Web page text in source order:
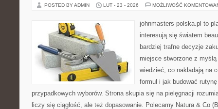
POSTED BY ADMIN LUT - 23 - 2026 MOŻLIWOŚĆ
johnmasters-polska.pl to
interesują się światem
bardziej trafne decyzje
miejsce stworzone z
wiedzieć, co nakładają na
formuł i jak budować
przypadkowych wyborów. Strona skupia się na pielęgnacji
liczy się ciągłość, ale też dopasowanie. Polecamy Natura & Co